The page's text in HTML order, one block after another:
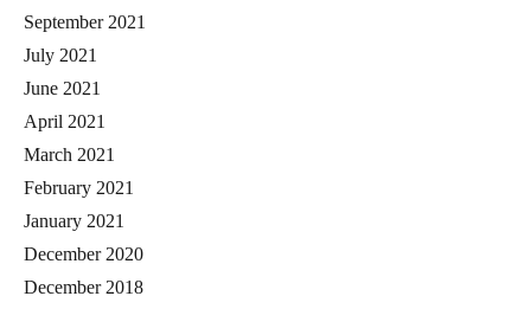
September 2021
July 2021
June 2021
April 2021
March 2021
February 2021
January 2021
December 2020
December 2018